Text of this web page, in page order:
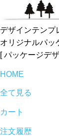
デザインテンプ
オリジナルパッ
[ パッケージデ
HOME
全て見る
カート
注文履歴